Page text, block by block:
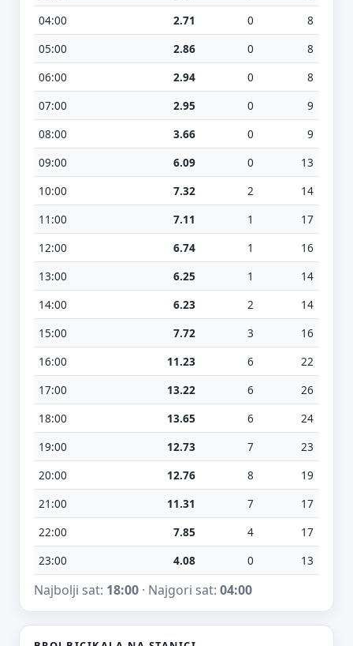
04:00
2.71 0
8
05:00
2.86 0
8
06:00
2.94 0
8
07:00
2.95 0
9
08:00
3.66 0
9
09:00
6.09 0
13
10:00
7.32 2
14
11:00
7.11 1
17
12:00
6.74 1
16
13:00
6.25 1
14
14:00
6.23 2
14
15:00
7.72 3
16
16:00
11.23 6
22
17:00
13.22 6
26
18:00
13.65 6
24
19:00
12.73 7
23
20:00
12.76 8
19
21:00
11.31 7
17
22:00
7.85 4
17
23:00
4.08 0 13
Najbolji sat: 18:00· Najgori sat: 04:00